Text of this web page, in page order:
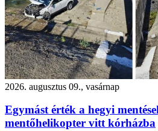
2026. augusztus 09., vasárnap
Egymást érték a hegyi
mentőhelikopter vitt kórházba